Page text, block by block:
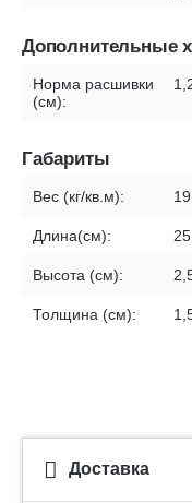
Дополнительные
Норма расшивки
(см):
Габариты
Вес (кг/кв.м):
Длина(см): 25
Высота (см):
Толщина (см):
Доставка